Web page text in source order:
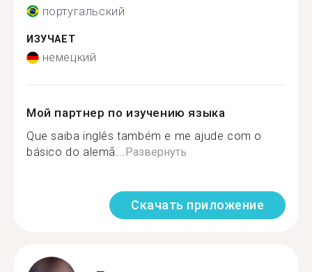
португальский
ИЗУЧАЕТ
немецкий
Мой партнер по изучению языка
Que saiba inglês também e me ajude com o
básico do alemã...Развернуть
Скачать приложение